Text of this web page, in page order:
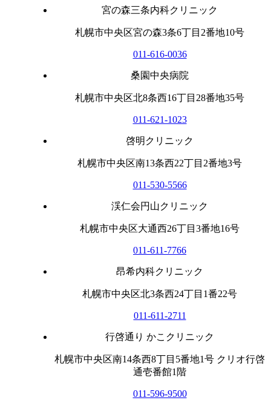
宮の森三条内科クリニック
札幌市中央区宮の森3条6丁目2番地10号
011-616-0036
桑園中央病院
札幌市中央区北8条西16丁目28番地35号
011-621-1023
啓明クリニック
札幌市中央区南13条西22丁目2番地3号
011-530-5566
渓仁会円山クリニック
札幌市中央区大通西26丁目3番地16号
011-611-7766
昂希内科クリニック
札幌市中央区北3条西24丁目1番22号
011-611-2711
行啓通り かこクリニック
札幌市中央区南14条西8丁目5番地1号 クリオ行啓
通壱番館1階
011-596-9500